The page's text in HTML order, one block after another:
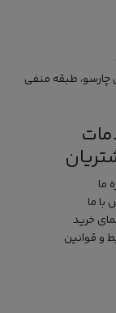
چارسو، طبقه منفی
ما
با ما
خرید
و قوانین